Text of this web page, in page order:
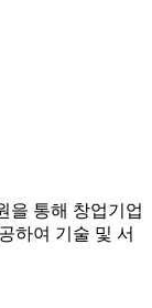
을 통해 창업기업
하여 기술 및 서